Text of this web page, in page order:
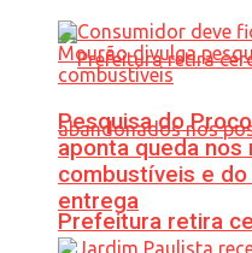
Prefeitura retira
Pesquisa do
aponta queda
combustíveis e
entrega